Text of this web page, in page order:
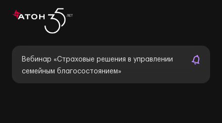
Вебинар «Страховые решения в управлении
семейным благосостоянием»